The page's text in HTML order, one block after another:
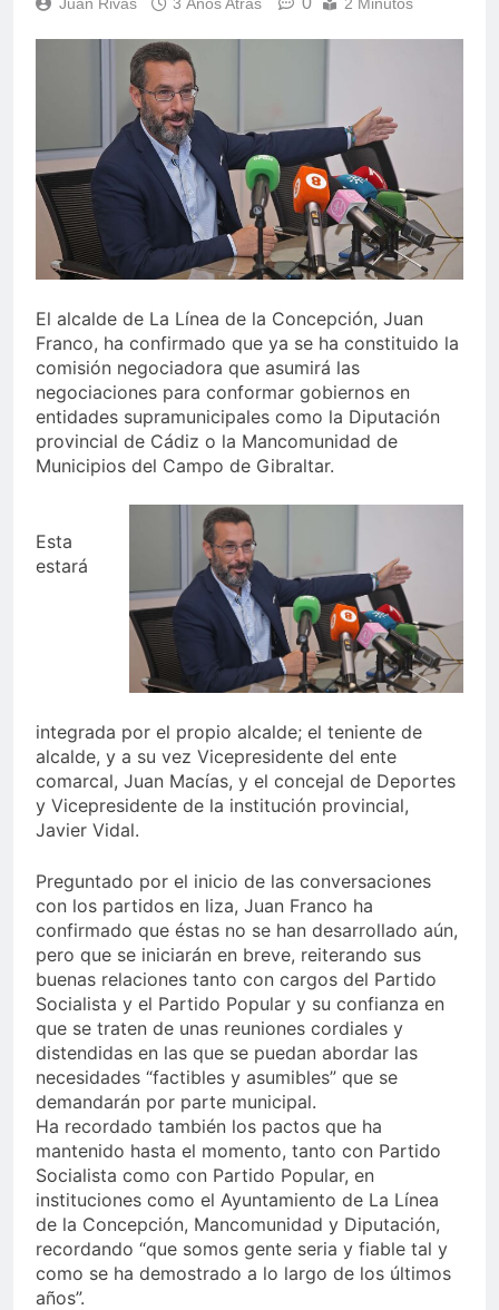
echa el cierre con éxito
2 Semanas Atrás
Campo de Gibraltar renuevan
su convenio de colaboración
2 Semanas Atrás
Tráfico especial para
despedir la feria. Ojo si vas
a Santa Bárbara
2 Semanas Atrás
La feria se despide por todo
lo alto: Antonio José,
fuegos artificiales y música
hasta el amanecer
2 Semanas Atrás
Juan Rivas 3 Años Atrás 2 Minutos
El alcalde de La Línea de la Concepción, Juan
Franco, ha confirmado que ya se ha constituido la
comisión negociadora que asumirá las
negociaciones para conformar gobiernos en
entidades supramunicipales como la Diputación
provincial de Cádiz o la Mancomunidad de
Municipios del Campo de Gibraltar.
Esta
estará
integrada por el propio alcalde; el teniente de
alcalde, y a su vez Vicepresidente del ente
comarcal, Juan Macías, y el concejal de Deportes
y Vicepresidente de la institución provincial,
Javier Vidal.
Preguntado por el inicio de las conversaciones
con los partidos en liza, Juan Franco ha
confirmado que éstas no se han desarrollado aún,
pero que se iniciarán en breve, reiterando sus
buenas relaciones tanto con cargos del Partido
Socialista y el Partido Popular y su confianza en
que se traten de unas reuniones cordiales y
distendidas en las que se puedan abordar las
necesidades “factibles y asumibles” que se
demandarán por parte municipal.
Ha recordado también los pactos que ha
mantenido hasta el momento, tanto con Partido
Socialista como con Partido Popular, en
instituciones como el Ayuntamiento de La Línea
de la Concepción, Mancomunidad y Diputación,
recordando “que somos gente seria y fiable tal y
como se ha demostrado a lo largo de los últimos
años”.